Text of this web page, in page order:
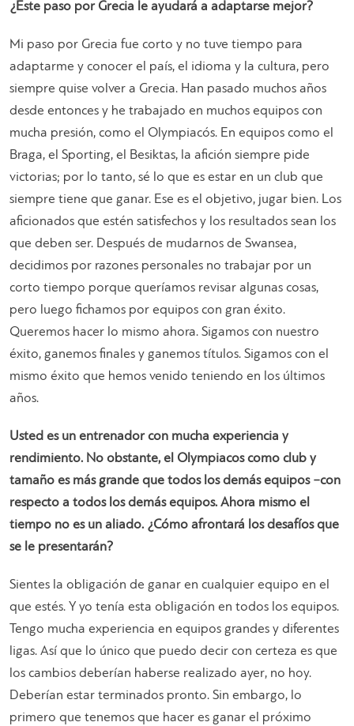
¿Este paso por Grecia le ayudará a adaptarse mejor?
Mi paso por Grecia fue corto y no tuve tiempo para
adaptarme y conocer el país, el idioma y la cultura, pero
siempre quise volver a Grecia. Han pasado muchos años
desde entonces y he trabajado en muchos equipos con
mucha presión, como el Olympiacós. En equipos como el
Braga, el Sporting, el Besiktas, la afición siempre pide
victorias; por lo tanto, sé lo que es estar en un club que
siempre tiene que ganar. Ese es el objetivo, jugar bien. Los
aficionados que estén satisfechos y los resultados sean los
que deben ser. Después de mudarnos de Swansea,
decidimos por razones personales no trabajar por un
corto tiempo porque queríamos revisar algunas cosas,
pero luego fichamos por equipos con gran éxito.
Queremos hacer lo mismo ahora. Sigamos con nuestro
éxito, ganemos finales y ganemos títulos. Sigamos con el
mismo éxito que hemos venido teniendo en los últimos
años.
Usted es un entrenador con mucha experiencia y
rendimiento. No obstante, el Olympiacos como club y
tamaño es más grande que todos los demás equipos −con
respecto a todos los demás equipos. Ahora mismo el
tiempo no es un aliado. ¿Cómo afrontará los desafíos que
se le presentarán?
Sientes la obligación de ganar en cualquier equipo en el
que estés. Y yo tenía esta obligación en todos los equipos.
Tengo mucha experiencia en equipos grandes y diferentes
ligas. Así que lo único que puedo decir con certeza es que
los cambios deberían haberse realizado ayer, no hoy.
Deberían estar terminados pronto. Sin embargo, lo
primero que tenemos que hacer es ganar el próximo